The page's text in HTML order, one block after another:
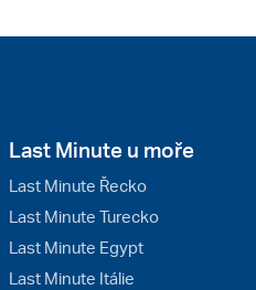
Last Minute u moře
Last Minute Řecko
Last Minute Turecko
Last Minute Egypt
Last Minute Itálie